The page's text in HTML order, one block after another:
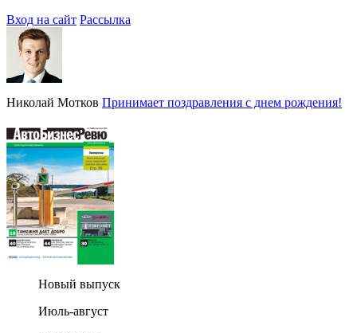
Вход на сайт Рассылка
Николай Мотков Принимает поздравления с днем рождения!
Новый выпуск
Июль-август